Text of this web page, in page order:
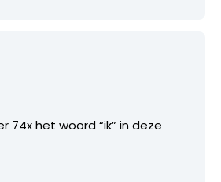
74x het woord “ik” in deze